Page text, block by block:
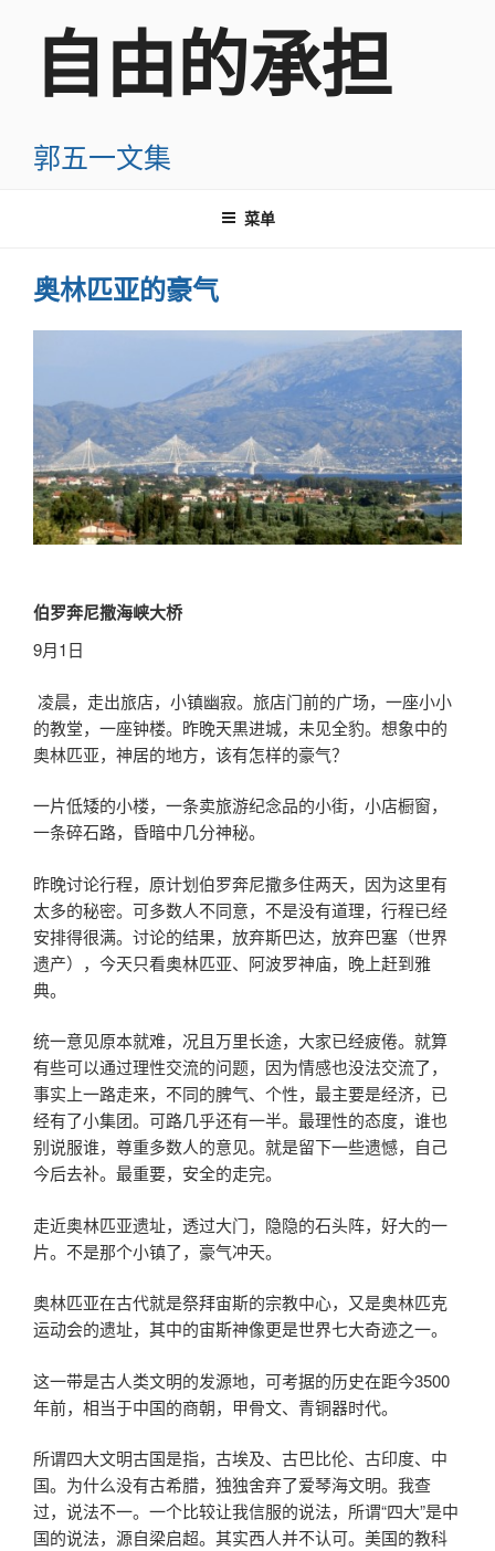
自由的承担
郭五一文集
菜单
奥林匹亚的豪气
伯罗奔尼撒海峡大桥
9月1日
凌晨，走出旅店，小镇幽寂。旅店门前的广场，一座小小
的教堂，一座钟楼。昨晚天黒进城，未见全豹。想象中的
奥林匹亚，神居的地方，该有怎样的豪气？
一片低矮的小楼，一条卖旅游纪念品的小街，小店橱窗，
一条碎石路，昏暗中几分神秘。
昨晚讨论行程，原计划伯罗奔尼撒多住两天，因为这里有
太多的秘密。可多数人不同意，不是没有道理，行程已经
安排得很满。讨论的结果，放弃斯巴达，放弃巴塞（世界
遗产），今天只看奥林匹亚、阿波罗神庙，晚上赶到雅
典。
统一意见原本就难，况且万里长途，大家已经疲倦。就算
有些可以通过理性交流的问题，因为情感也没法交流了，
事实上一路走来，不同的脾气、个性，最主要是经济，已
经有了小集团。可路几乎还有一半。最理性的态度，谁也
别说服谁，尊重多数人的意见。就是留下一些遗憾，自己
今后去补。最重要，安全的走完。
走近奥林匹亚遗址，透过大门，隐隐的石头阵，好大的一
片。不是那个小镇了，豪气冲天。
奥林匹亚在古代就是祭拜宙斯的宗教中心，又是奥林匹克
运动会的遗址，其中的宙斯神像更是世界七大奇迹之一。
这一带是古人类文明的发源地，可考据的历史在距今3500
年前，相当于中国的商朝，甲骨文、青铜器时代。
所谓四大文明古国是指，古埃及、古巴比伦、古印度、中
国。为什么没有古希腊，独独舍弃了爱琴海文明。我查
过，说法不一。一个比较让我信服的说法，所谓“四大”是中
国的说法，源自梁启超。其实西人并不认可。美国的教科